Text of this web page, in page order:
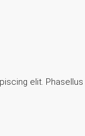
elit. Phasellus